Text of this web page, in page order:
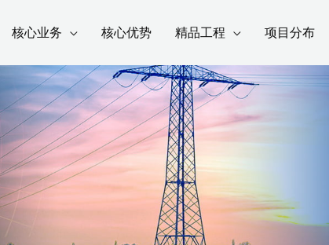
核心业务 核心优势 精品工程 项目分布